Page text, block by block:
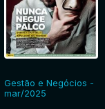
Gestão e Negócios -
mar/2025